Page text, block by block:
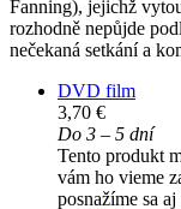
Fanning), jejichž
rozhodně nepůjde
nečekaná setkání a
DVD film
3,70 €
Do 3 – 5 dní
Tento produkt
vám ho vieme
posnažíme sa